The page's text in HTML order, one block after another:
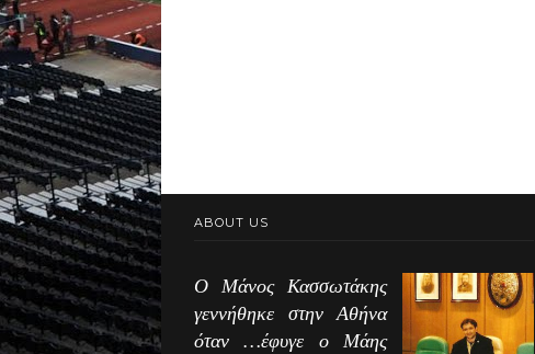
ABOUT US
Ο Μάνος Κασσωτάκης
γεννήθηκε στην Αθήνα
όταν …έφυγε ο Μάης